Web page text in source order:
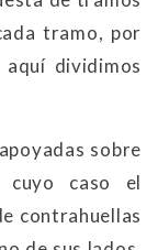
tramo, por
dividimos
sobre
cuyo caso el
contrahuellas